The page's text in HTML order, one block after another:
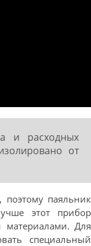
и расходных
от
поэтому паяльник
этот прибор
материалами. Для
специальный